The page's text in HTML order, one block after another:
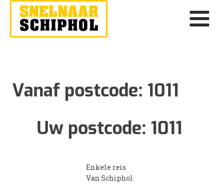
Vanaf postcode: 1011
Uw postcode: 1011
Enkele reis
Van Schiphol